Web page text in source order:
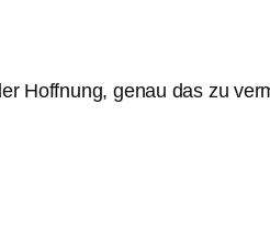
Hoffnung, genau das zu